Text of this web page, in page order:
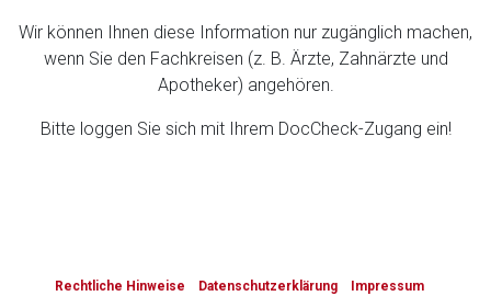
Wir können Ihnen diese Information nur zugänglich machen,
wenn Sie den Fachkreisen (z. B. Ärzte, Zahnärzte und
Apotheker) angehören.
Bitte loggen Sie sich mit Ihrem DocCheck-Zugang ein!
Rechtliche Hinweise Datenschutzerklärung Impressum